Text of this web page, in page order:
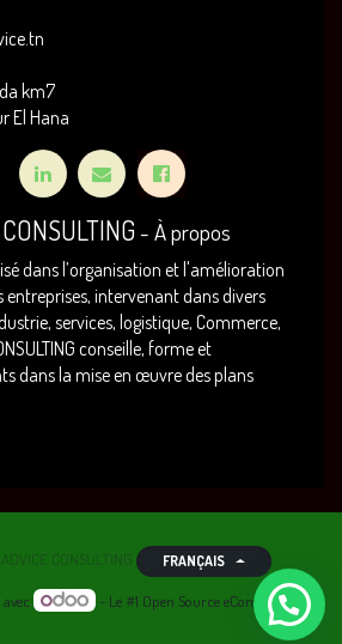
km7
El Hana
- À propos
dans l’organisation et l'amélioration
intervenant dans divers
services, logistique, Commerce,
conseille, forme et
dans la mise en œuvre des plans
CONSULTING FRANÇAIS
avec - Le #1 Open Source eCommerce